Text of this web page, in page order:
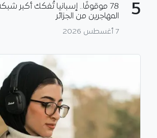
5
78 موقوفًا.. إسبانيا تُفكك أكبر
المهاجرين من الجزائر
7 أغسطس 2026